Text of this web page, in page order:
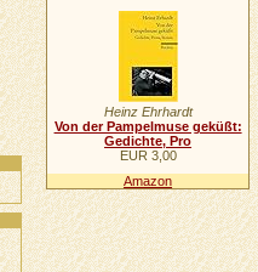
Heinz Ehrhardt
Von der Pampelmuse geküßt:
Gedichte, Pro
EUR 3,00
Amazon